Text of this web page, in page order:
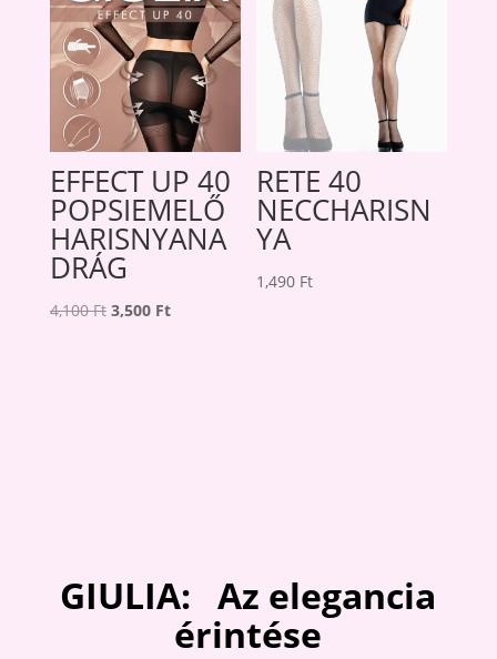
EFFECT UP 40
POPSIEMELŐ
HARISNYANA
DRÁG
4,100Ft Original
3,500 FtCurrent
RETE 40
NECCHARISN
YA
1,490 Ft
GIULIA: Az elegancia
érintése